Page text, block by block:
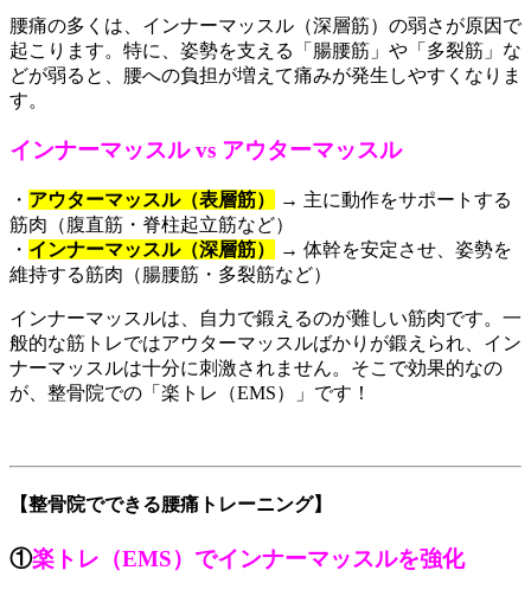
腰痛の多くは、インナーマッスル（深層筋）の弱さが原因で
起こります。特に、姿勢を支える「腸腰筋」や「多裂筋」な
どが弱ると、腰への負担が増えて痛みが発生しやすくなりま
す。
インナーマッスル vs アウターマッスル
・ アウターマッスル（表層筋）
→ 主に動作をサポートする
筋肉（腹直筋・脊柱起立筋など）
・ インナーマッスル（深層筋）
→ 体幹を安定させ、姿勢を
維持する筋肉（腸腰筋・多裂筋など）
インナーマッスルは、自力で鍛えるのが難しい筋肉です。一
般的な筋トレではアウターマッスルばかりが鍛えられ、イン
ナーマッスルは十分に刺激されません。そこで効果的なの
が、整骨院での「楽トレ（EMS）」です！
【整骨院でできる腰痛トレーニング】
①楽トレ（EMS）でインナーマッスルを強化